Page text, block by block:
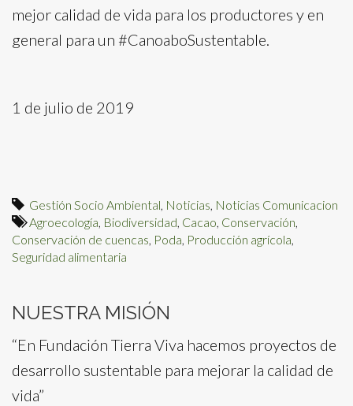
mejor calidad de vida para los productores y en
general para un #CanoaboSustentable.
1 de julio de 2019
Gestión Socio Ambiental, Noticias, Noticias Comunicacion
Agroecología, Biodiversidad, Cacao, Conservación,
Conservación de cuencas, Poda, Producción agrícola,
Seguridad alimentaria
NUESTRA MISIÓN
“En Fundación Tierra Viva hacemos proyectos de
desarrollo sustentable para mejorar la calidad de
vida”